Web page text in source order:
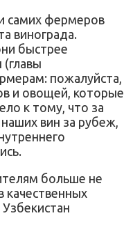
самих фермеров
винограда.
быстрее
пожалуйста,
и овощей, которые
к тому, что за
вин за рубеж,
больше не
качественных